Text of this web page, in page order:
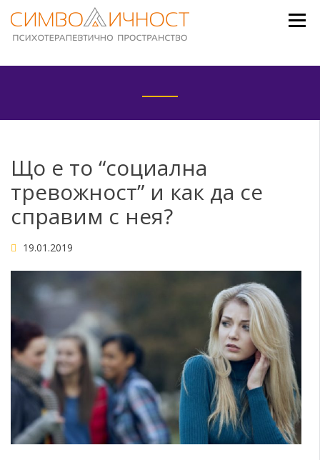
content
Що е то “социална
тревожност” и как да се
справим с нея?
19.01.2019